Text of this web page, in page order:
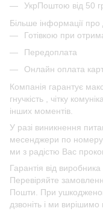
УкрПоштою від 50
Більше інформації про
Готівкою при
Передоплата
Онлайн оплата
Компанія гарантує
гнучкість , чітку
інших моментів.
У разі виникнення
месенджери по номеру
ми з радістю Вас
Гарантія від
Перевіряйте
Пошти. При
дзвоніть і ми